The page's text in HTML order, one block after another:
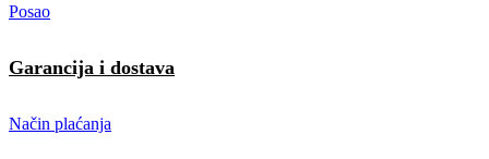
Posao
Garancija i dostava
Način plaćanja